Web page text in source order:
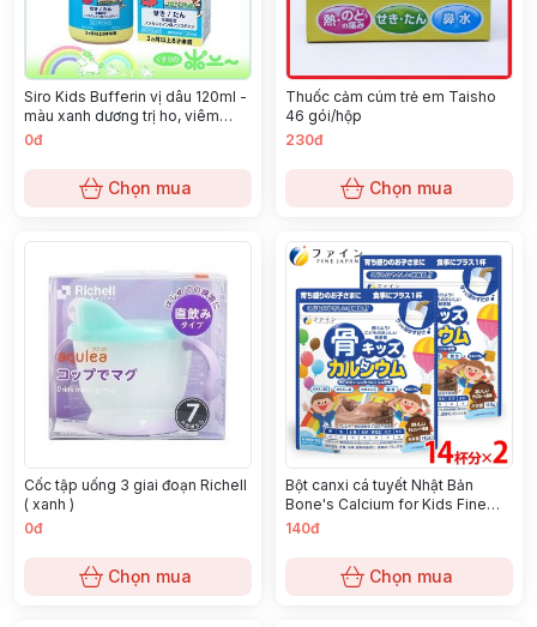
Siro Kids Bufferin vị dâu 120ml -
màu xanh dương trị ho, viêm
họng
0đ
Chọn mua
Thuốc cảm cúm trẻ em Taisho
46 gói/hộp
230đ
Chọn mua
Cốc tập uống 3 giai đoạn Richell
( xanh )
0đ
Chọn mua
Bột canxi cá tuyết Nhật Bản
Bone's Calcium for Kids Fine
Japan 140g
140đ
Chọn mua